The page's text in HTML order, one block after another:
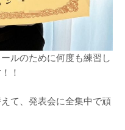
ルのために何度も練習し
！
て、発表会に全集中で頑